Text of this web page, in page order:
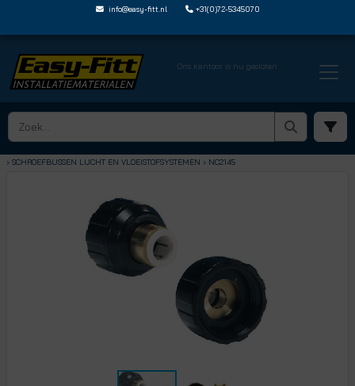
info@easy-fitt.nl +31(0)72-5345070
Ons kantoor is nu gesloten
HOME › SPEEDFIT LUCHT EN VLOEISTOFFEN
› SCHROEFBUSSEN LUCHT EN VLOEISTOFSYSTEMEN › NC2145